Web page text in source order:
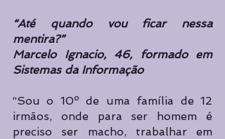
“Até quando vou ficar nessa
mentira?”
Marcelo Ignacio, 46, formado em
Sistemas da Informação
“Sou o 10º de uma família de 12
irmãos, onde para ser homem é
preciso ser macho, trabalhar em